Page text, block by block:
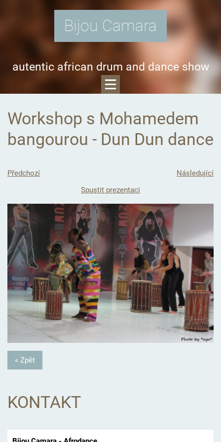
Bijou Camara
autentic african drum and dance show
Workshop s Mohamedem
bangourou - Dun Dun dance
Předchozí
Následující
Spustit prezentaci
« Zpět
KONTAKT